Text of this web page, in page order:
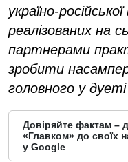
україно-
реалізованих на
партнерами
зробити
головного у
Довіряйте фактам –
«Главком» до своїх
у Google